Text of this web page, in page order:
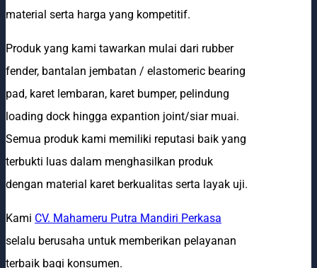
material serta harga yang kompetitif.
Produk yang kami tawarkan mulai dari rubber
fender, bantalan jembatan / elastomeric bearing
pad, karet lembaran, karet bumper, pelindung
loading dock hingga expantion joint/siar muai.
Semua produk kami memiliki reputasi baik yang
terbukti luas dalam menghasilkan produk
dengan material karet berkualitas serta layak uji.
Kami CV. Mahameru Putra Mandiri Perkasa
selalu berusaha untuk memberikan pelayanan
terbaik bagi konsumen.